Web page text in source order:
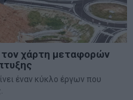
χάρτη μεταφορών
έναν κύκλο έργων που